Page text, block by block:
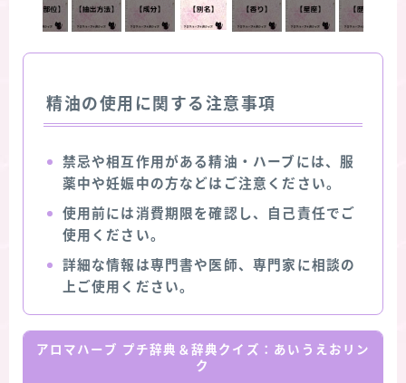
精油の使用に関する注意事項
禁忌や相互作用がある精油・ハーブには、服
薬中や妊娠中の方などはご注意ください。
使用前には消費期限を確認し、自己責任でご
使用ください。
詳細な情報は専門書や医師、専門家に相談の
上ご使用ください。
アロマハーブ プチ辞典＆辞典クイズ：あいうえおリン
ク